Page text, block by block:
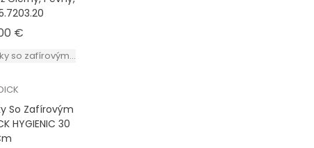
€
So Zafírovým
HYGIENIC 30